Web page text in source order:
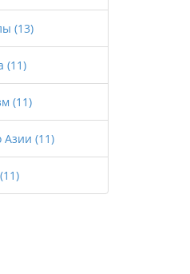
(13)
(11)
(11)
Азии (11)
(11)